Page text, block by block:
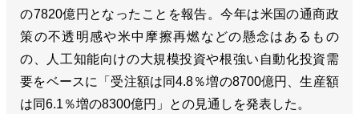
の7820億円となったことを報告。今年は米国の通商政
策の不透明感や米中摩擦再燃などの懸念はあるもの
の、人工知能向けの大規模投資や根強い自動化投資需
要をベースに「受注額は同4.8％増の8700億円、生産額
は同6.1％増の8300億円」との見通しを発表した。